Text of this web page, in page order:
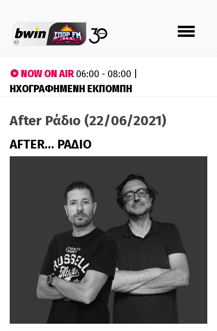
Toggle
navigation
NOW ON AIR06:00 - 08:00 |
ΗΧΟΓΡΑΦΗΜΕΝΗ ΕΚΠΟΜΠΗ
After Ράδιο (22/06/2021)
AFTER… ΡΑΔΙΟ